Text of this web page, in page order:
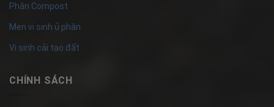
Phân Compost
Men vi sinh ủ phân
Vi sinh cải tạo đất
CHÍNH SÁCH